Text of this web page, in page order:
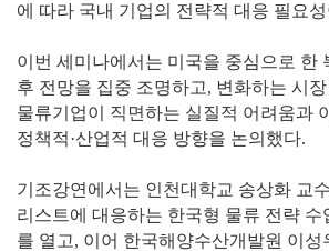
에 따라 국내 기업의 전략적 대응 필요
이번 세미나에서는 미국을 중심으로 한
후 전망을 집중 조명하고, 변화하는 시
물류기업이 직면하는 실질적 어려움과
정책적·산업적 대응 방향을 논의했다.
기조강연에서는 인천대학교 송상화 교
리스트에 대응하는 한국형 물류 전략 수
를 열고, 이어 한국해양수산개발원 이성